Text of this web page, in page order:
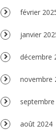
février
janvier
décembre
novembre
août 2024